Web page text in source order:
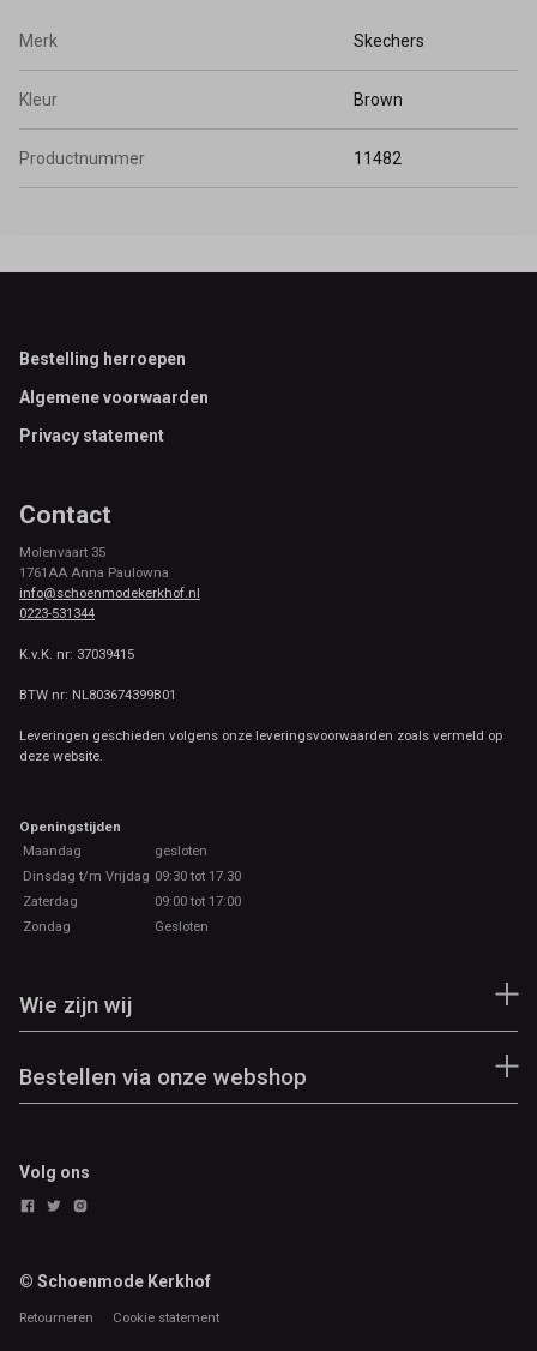
Merk Skechers
Kleur Brown
Productnummer 11482
Footer
Bestelling herroepen
Algemene voorwaarden
Privacy statement
Contact
Molenvaart 35
1761AA Anna Paulowna
info@schoenmodekerkhof.nl
0223-531344
K.v.K. nr: 37039415
BTW nr: NL803674399B01
Leveringen geschieden volgens onze leveringsvoorwaarden zoals vermeld op
deze website.
Openingstijden
Maandag
gesloten
Dinsdag t/m Vrijdag 09:30 tot 17.30
Zaterdag
09:00 tot 17:00
Zondag
Gesloten
Wie zijn wij
Bestellen via onze webshop
Volg ons
© Schoenmode Kerkhof
Retourneren Cookie statement